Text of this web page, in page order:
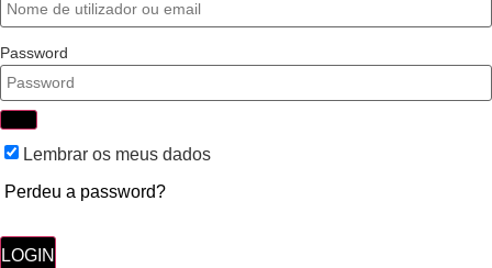
Password
Lembrar os meus dados
Perdeu a password?
LOGIN